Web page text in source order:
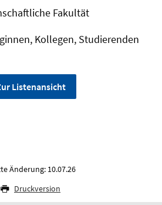
Fakultät
Kollegen, Studierenden
Listenansicht
Änderung: 10.07.26
Druckversion